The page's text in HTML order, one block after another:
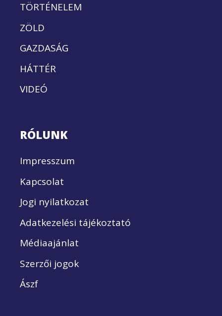
TÖRTÉNELEM
ZÖLD
GAZDASÁG
HÁTTÉR
VIDEÓ
RÓLUNK
Impresszum
Kapcsolat
Jogi nyilatkozat
Adatkezelési tájékoztató
Médiaajánlat
Szerzői jogok
Ászf